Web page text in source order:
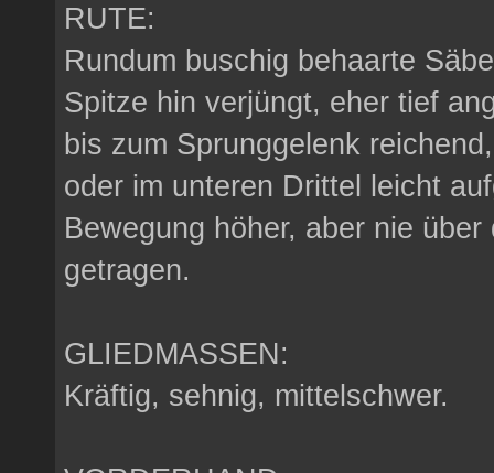
RUTE:
Rundum buschig behaarte
Spitze hin verjüngt, eher tief
bis zum Sprunggelenk
oder im unteren Drittel leicht
Bewegung höher, aber nie
getragen.
GLIEDMASSEN:
Kräftig, sehnig, mittelschwer.